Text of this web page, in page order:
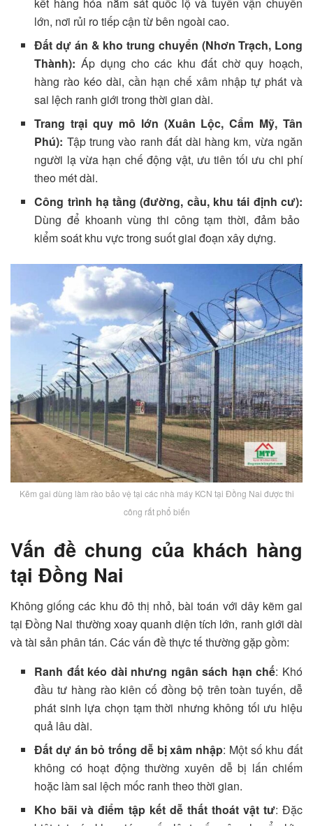
lớn, nơi rủi ro tiếp cận từ bên ngoài cao.
Đất dự án & kho trung chuyển (Nhơn Trạch, Long
Thành): Áp dụng cho các khu đất chờ quy hoạch,
hàng rào kéo dài, cần hạn chế xâm nhập tự phát và
sai lệch ranh giới trong thời gian dài.
Trang trại quy mô lớn (Xuân Lộc, Cẩm Mỹ, Tân
Phú): Tập trung vào ranh đất dài hàng km, vừa ngăn
người lạ vừa hạn chế động vật, ưu tiên tối ưu chi phí
theo mét dài.
Công trình hạ tầng (đường, cầu, khu tái định cư):
Dùng để khoanh vùng thi công tạm thời, đảm bảo
kiểm soát khu vực trong suốt giai đoạn xây dựng.
Kẽm gai dùng làm rào bảo vệ tại các nhà máy KCN tại Đồng Nai được thi
công rất phổ biến
Vấn đề chung của khách hàng
tại Đồng Nai
Không giống các khu đô thị nhỏ, bài toán với dây kẽm gai
tại Đồng Nai thường xoay quanh diện tích lớn, ranh giới dài
và tài sản phân tán. Các vấn đề thực tế thường gặp gồm:
Ranh đất kéo dài nhưng ngân sách hạn chế: Khó
đầu tư hàng rào kiên cố đồng bộ trên toàn tuyến, dễ
phát sinh lựa chọn tạm thời nhưng không tối ưu hiệu
quả lâu dài.
Đất dự án bỏ trống dễ bị xâm nhập: Một số khu đất
không có hoạt động thường xuyên dễ bị lấn chiếm
hoặc làm sai lệch mốc ranh theo thời gian.
Kho bãi và điểm tập kết dễ thất thoát vật tư: Đặc